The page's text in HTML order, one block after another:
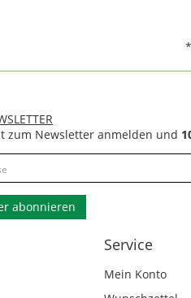
zum Newsletter anmelden und
abonnieren
Service
Mein Konto